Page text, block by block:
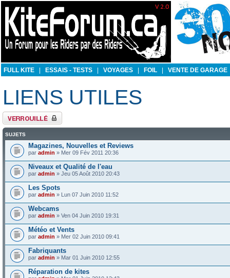
FULL KITE ESSAIS - TESTS VOYAGES FOIL VENTE DE GARAGE
LIENS UTILES
Forum verrouillé
SUJETS
Magazines, Nouvelles et Reviews
par admin » Mer 09 Fév 2011 20:36
Niveaux et Qualité de l'eau
par admin » Jeu 05 Août 2010 20:43
Les Spots
par admin » Lun 07 Juin 2010 11:52
Webcams
par admin » Ven 04 Juin 2010 19:31
Météo et Vents
par admin » Mer 02 Juin 2010 09:41
Fabriquants
par admin » Mar 01 Juin 2010 12:55
Réparation de kites